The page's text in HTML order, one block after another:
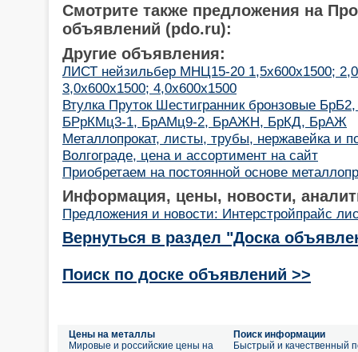
Смотрите также предложения на
объявлений (pdo.ru):
Другие объявления:
ЛИСТ нейзильбер МНЦ15-20 1,5х600х1500;
3,0х600х1500; 4,0х600х1500
Втулка Пруток Шестигранник бронзовые
БРрКМц3-1, БрАМц9-2, БрАЖН, БрКД, БрАЖ
Металлопрокат, листы, трубы, нержавейка и
Волгограде, цена и ассортимент на сайт
Приобретаем на постоянной основе
Информация, цены, новости,
Предложения и новости: Интерстройпрайс
Вернуться в раздел "Доска
Поиск по доске объявлений >>
Цены на металлы
Мировые и российские цены на
Поиск информации
Быстрый и качественный